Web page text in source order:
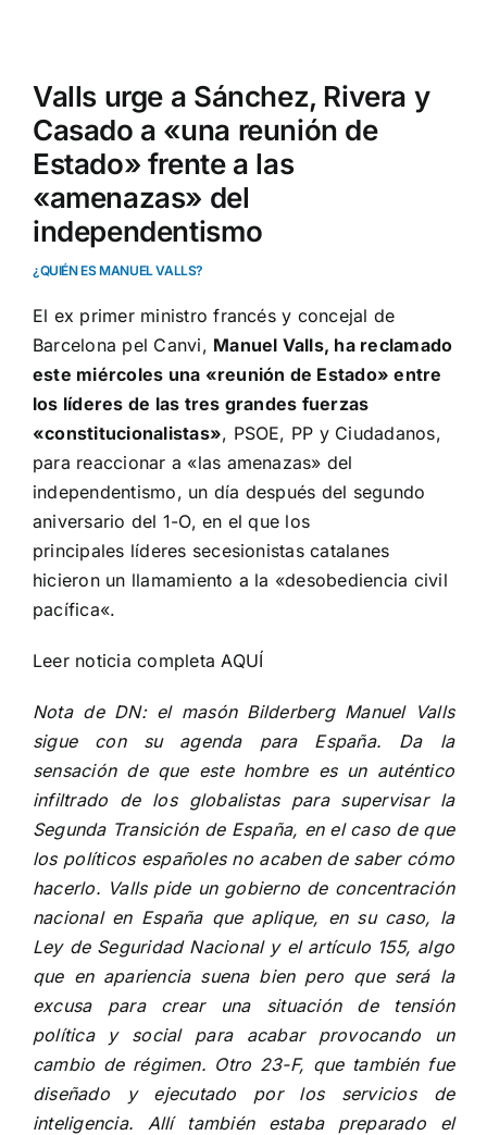
imagen
más
grande
Valls urge a Sánchez, Rivera y
Casado a «una reunión de
Estado» frente a las
«amenazas» del
independentismo
¿QUIÉN ES MANUEL VALLS?
El ex primer ministro francés y concejal de
Barcelona pel Canvi, Manuel Valls, ha reclamado
este miércoles una «reunión de Estado» entre
los líderes de las tres grandes fuerzas
«constitucionalistas», PSOE, PP y Ciudadanos,
para reaccionar a «las amenazas» del
independentismo, un día después del segundo
aniversario del 1-O, en el que los
principales líderes secesionistas catalanes
hicieron un llamamiento a la «desobediencia civil
pacífica«.
Leer noticia completa AQUÍ
Nota de DN: el masón Bilderberg Manuel Valls
sigue con su agenda para España. Da la
sensación de que este hombre es un auténtico
infiltrado de los globalistas para supervisar la
Segunda Transición de España, en el caso de que
los políticos españoles no acaben de saber cómo
hacerlo. Valls pide un gobierno de concentración
nacional en España que aplique, en su caso, la
Ley de Seguridad Nacional y el artículo 155, algo
que en apariencia suena bien pero que será la
excusa para crear una situación de tensión
política y social para acabar provocando un
cambio de régimen. Otro 23-F, que también fue
diseñado y ejecutado por los servicios de
inteligencia. Allí también estaba preparado el